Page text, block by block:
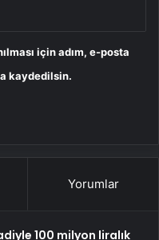
için adım, e-posta
kaydedilsin.
Yorumlar
100 milyon liralık